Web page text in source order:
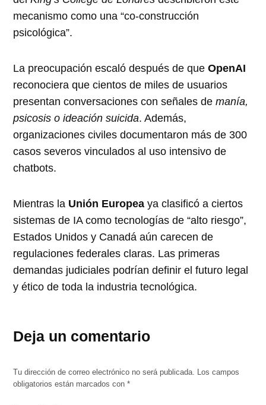
mecanismo como una “co-construcción
psicológica”.
La preocupación escaló después de queOpenAI
reconociera que cientos de miles de usuarios
presentan conversaciones con señales demanía,
psicosis o ideación suicida. Además,
organizaciones civiles documentaron más de 300
casos severos vinculados al uso intensivo de
chatbots.
Mientras la Unión Europea ya clasificó a ciertos
sistemas de IA como tecnologías de “alto riesgo”,
Estados Unidos y Canadá aún carecen de
regulaciones federales claras. Las primeras
demandas judiciales podrían definir el futuro legal
y ético de toda la industria tecnológica.
Deja un comentario
Tu dirección de correo electrónico no será publicada. Los campos
obligatorios están marcados con*